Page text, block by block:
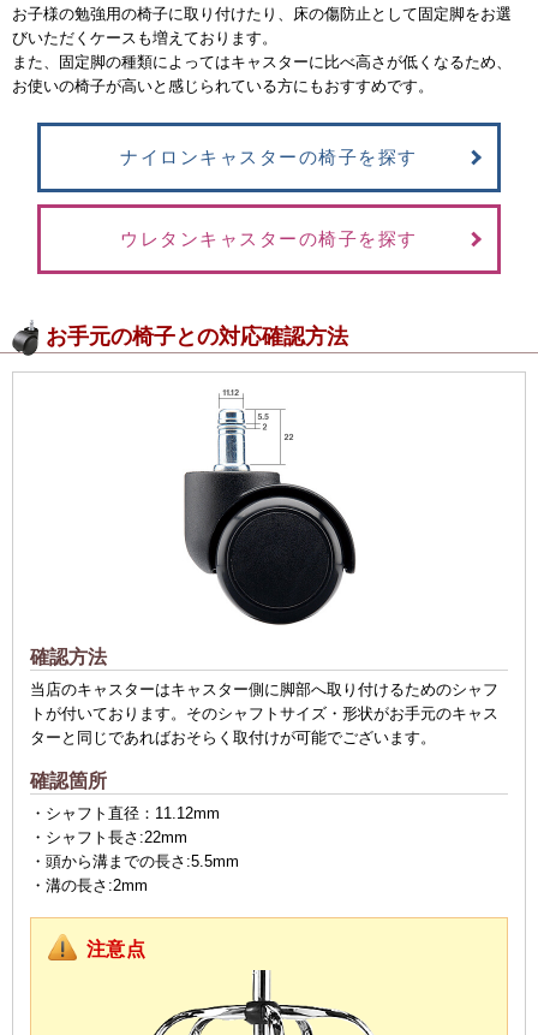
お子様の勉強用の椅子に取り付けたり、床の傷防止として固定脚をお選
びいただくケースも増えております。
また、固定脚の種類によってはキャスターに比べ高さが低くなるため、
お使いの椅子が高いと感じられている方にもおすすめです。
ナイロンキャスターの椅子を探す
ウレタンキャスターの椅子を探す
お手元の椅子との対応確認方法
確認方法
当店のキャスターはキャスター側に脚部へ取り付けるためのシャフ
トが付いております。そのシャフトサイズ・形状がお手元のキャス
ターと同じであればおそらく取付けが可能でございます。
確認箇所
・シャフト直径：11.12mm
・シャフト長さ:22mm
・頭から溝までの長さ:5.5mm
・溝の長さ:2mm
注意点